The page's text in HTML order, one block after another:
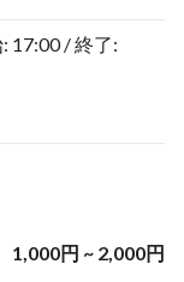
17:00 / 終了:
1,000円 ~ 2,000円